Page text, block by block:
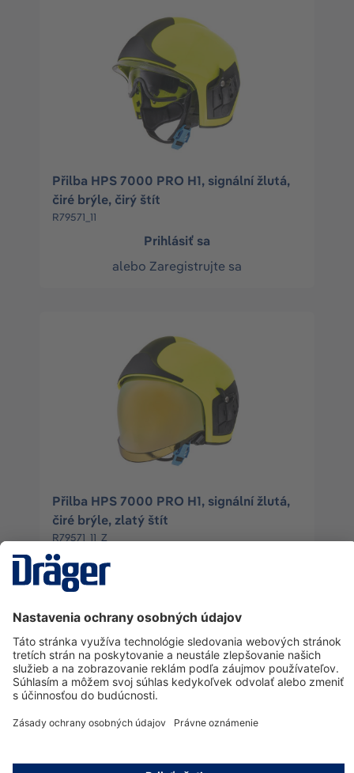
Přilba HPS 7000 PRO H1, signální žlutá,
čiré brýle, čirý štít
R79571_11
Prihlásiť sa
alebo Zaregistrujte sa
Přilba HPS 7000 PRO H1, signální žlutá,
čiré brýle, zlatý štít
R79571_11_Z